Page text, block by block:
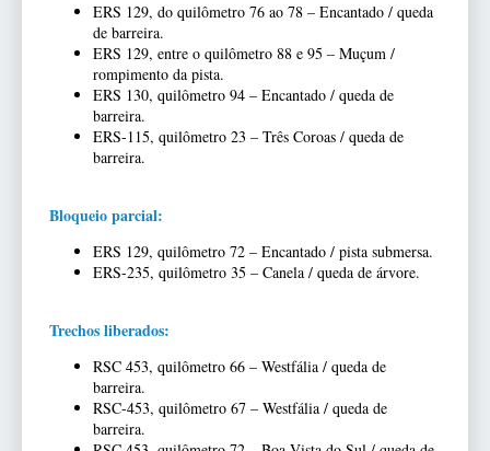
ERS 129, do quilômetro 76 ao 78 – Encantado / queda
de barreira.
ERS 129, entre o quilômetro 88 e 95 – Muçum /
rompimento da pista.
ERS 130, quilômetro 94 – Encantado / queda de
barreira.
ERS-115, quilômetro 23 – Três Coroas / queda de
barreira.
Bloqueio parcial:
ERS 129, quilômetro 72 – Encantado / pista submersa.
ERS-235, quilômetro 35 – Canela / queda de árvore.
Trechos liberados:
RSC 453, quilômetro 66 – Westfália / queda de
barreira.
RSC-453, quilômetro 67 – Westfália / queda de
barreira.